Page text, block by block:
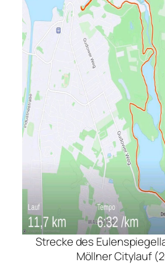
Strecke des
Möllner Citylauf